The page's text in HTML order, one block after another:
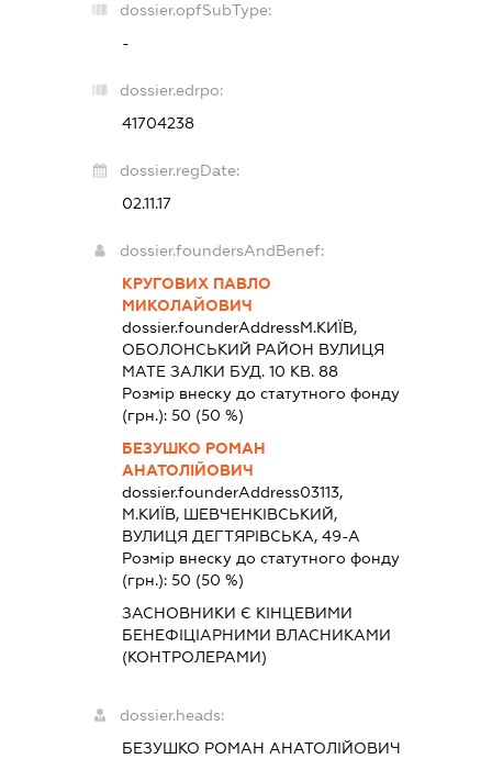
dossier.opfSubType:
-
dossier.edrpo:
41704238
dossier.regDate:
02.11.17
dossier.foundersAndBenef:
КРУГОВИХ ПАВЛО
МИКОЛАЙОВИЧ
dossier.founderAddressМ.КИЇВ,
ОБОЛОНСЬКИЙ РАЙОН ВУЛИЦЯ
МАТЕ ЗАЛКИ БУД. 10 КВ. 88
Розмір внеску до статутного фонду
(грн.): 50 (50 %)
БЕЗУШКО РОМАН
АНАТОЛІЙОВИЧ
dossier.founderAddress03113,
М.КИЇВ, ШЕВЧЕНКІВСЬКИЙ,
ВУЛИЦЯ ДЕГТЯРІВСЬКА, 49-А
Розмір внеску до статутного фонду
(грн.): 50 (50 %)
ЗАСНОВНИКИ Є КІНЦЕВИМИ
БЕНЕФІЦІАРНИМИ ВЛАСНИКАМИ
(КОНТРОЛЕРАМИ)
dossier.heads:
БЕЗУШКО РОМАН АНАТОЛІЙОВИЧ